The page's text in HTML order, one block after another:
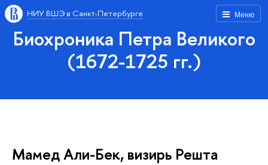
Меню
НИУ ВШЭ в Санкт-Петербурге
Биохроника Петра Великого
(1672-1725 гг.)
Мамед Али-Бек, визирь Решта